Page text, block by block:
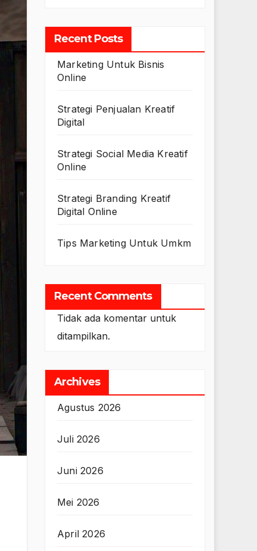
Recent Posts
Marketing Untuk Bisnis
Online
Strategi Penjualan Kreatif
Digital
Strategi Social Media Kreatif
Online
Strategi Branding Kreatif
Digital Online
Tips Marketing Untuk Umkm
Recent Comments
Tidak ada komentar untuk
ditampilkan.
Archives
Agustus 2026
Juli 2026
Juni 2026
Mei 2026
April 2026